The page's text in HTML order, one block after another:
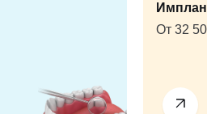
От 32